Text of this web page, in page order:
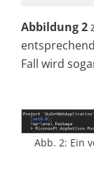
Abbildung 2
Fall wird
Abb. 2: Ein